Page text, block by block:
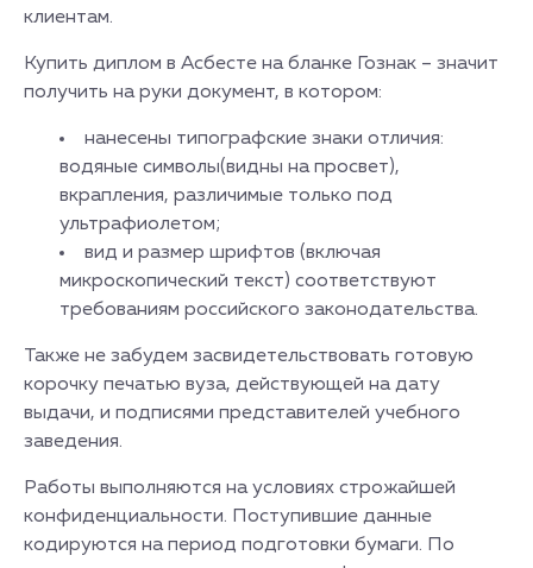
клиентам.
Купить диплом в Асбесте на бланке Гознак – значит
получить на руки документ, в котором:
нанесены типографские знаки отличия:
водяные символы(видны на просвет),
вкрапления, различимые только под
ультрафиолетом;
вид и размер шрифтов (включая
микроскопический текст) соответствуют
требованиям российского законодательства.
Также не забудем засвидетельствовать готовую
корочку печатью вуза, действующей на дату
выдачи, и подписями представителей учебного
заведения.
Работы выполняются на условиях строжайшей
конфиденциальности. Поступившие данные
кодируются на период подготовки бумаги. По